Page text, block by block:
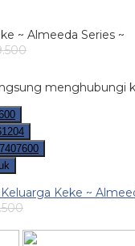
~ Almeeda Series ~
menghubungi
Keke ~